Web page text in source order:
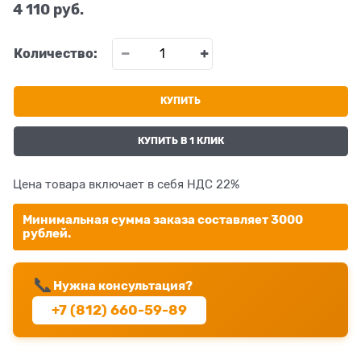
4 110 руб.
Количество:
КУПИТЬ
КУПИТЬ В 1 КЛИК
Цена товара включает в себя НДС 22%
Минимальная сумма заказа составляет 3000
рублей.
📞 Нужна консультация?
+7 (812) 660-59-89